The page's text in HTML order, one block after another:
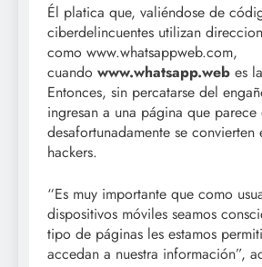
Él platica que, valiéndose de
ciberdelincuentes utilizan
como www.whatsappweb.com,
cuando www.whatsapp.web es
Entonces, sin percatarse del
ingresan a una página que
desafortunadamente se convierten
hackers.
“Es muy importante que como
dispositivos móviles seamos
tipo de páginas les estamos
accedan a nuestra información”,